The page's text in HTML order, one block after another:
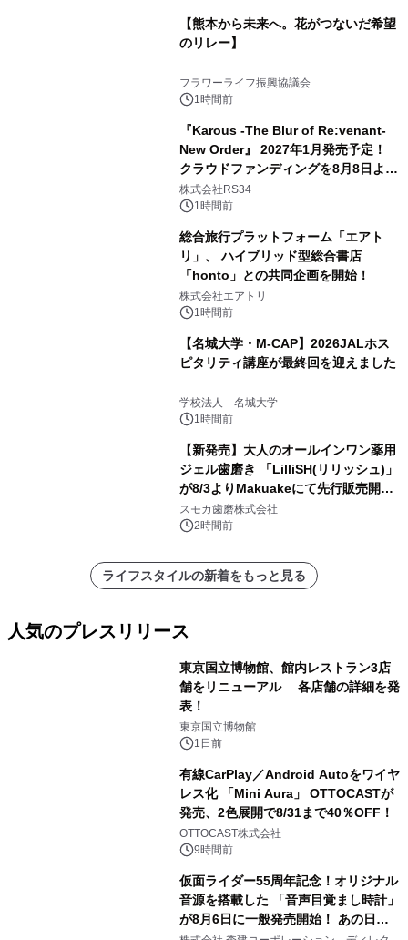
【熊本から未来へ。花がつないだ希望
のリレー】
フラワーライフ振興協議会
1時間前
『Karous -The Blur of Re:venant-
New Order』 2027年1月発売予定！
クラウドファンディングを8月8日より
開始
株式会社RS34
1時間前
総合旅行プラットフォーム「エアト
リ」、 ハイブリッド型総合書店
「honto」との共同企画を開始！
株式会社エアトリ
1時間前
【名城大学・M-CAP】2026JALホス
ピタリティ講座が最終回を迎えました
学校法人 名城大学
1時間前
【新発売】大人のオールインワン薬用
ジェル歯磨き 「LilliSH(リリッシュ)」
が8/3よりMakuakeにて先行販売開
始！
スモカ歯磨株式会社
2時間前
ライフスタイルの新着をもっと見る
人気のプレスリリース
東京国立博物館、館内レストラン3店
舗をリニューアル 各店舗の詳細を発
表！
東京国立博物館
1日前
有線CarPlay／Android Autoをワイヤ
レス化 「Mini Aura」 OTTOCASTが
発売、2色展開で8/31まで40％OFF！
OTTOCAST株式会社
9時間前
仮面ライダー55周年記念！オリジナル
音源を搭載した 「音声目覚まし時計」
が8月6日に一般発売開始！ あの日の